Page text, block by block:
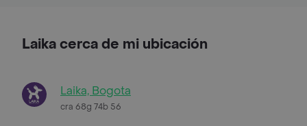
Laika cerca de mi ubicación
Laika, Bogota
cra 68g 74b 56